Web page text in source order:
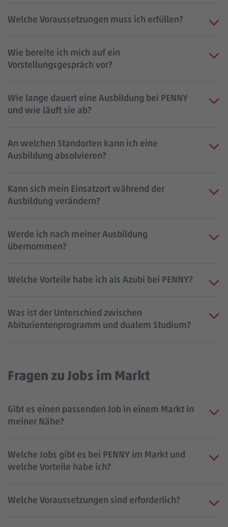
Welche Voraussetzungen muss ich erfüllen?
Wie bereite ich mich auf ein
Vorstellungsgespräch vor?
Wie lange dauert eine Ausbildung bei PENNY
und wie läuft sie ab?
An welchen Standorten kann ich eine
Ausbildung absolvieren?
Kann sich mein Einsatzort während der
Ausbildung verändern?
Werde ich nach meiner Ausbildung
übernommen?
Welche Vorteile habe ich als Azubi bei PENNY?
Was ist der Unterschied zwischen
Abiturientenprogramm und dualem Studium?
Fragen zu Jobs im Markt
Gibt es einen passenden Job in einem Markt in
meiner Nähe?
Welche Jobs gibt es bei PENNY im Markt und
welche Vorteile habe ich?
Welche Voraussetzungen sind erforderlich?